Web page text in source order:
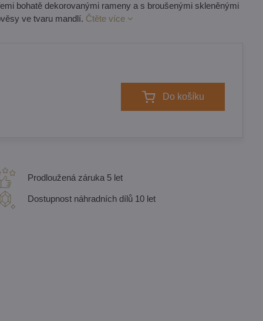
bohatě dekorovanými rameny a s broušenými skleněnými
ve tvaru mandlí. Čtěte více
Do košíku
Prodloužená záruka 5 let
Dostupnost náhradních dílů 10 let